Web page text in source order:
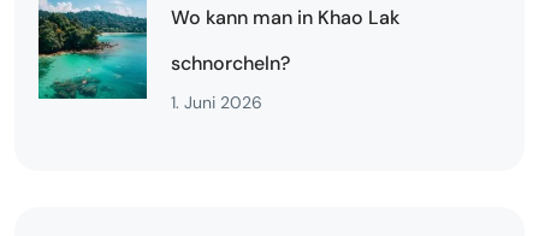
Wo kann man in Khao Lak
schnorcheln?
1. Juni 2026